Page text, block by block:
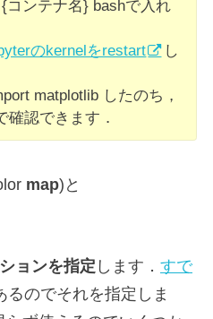
ンテナ名} bashで入れ
のkernelをrestart
し
matplotlib したのち，
確認できます．
map)と
ョンを指定 します． すで
るのでそれを指定しま